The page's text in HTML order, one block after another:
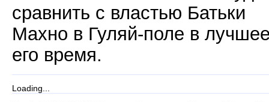
сравнить с властью Батьки
Махно в Гуляй-поле в
его время.
Loading...